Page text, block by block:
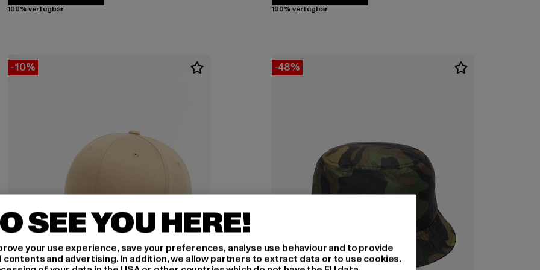
100% verfügbar 100% verfügbar
-10% -48%
SEE YOU HERE!
your use experience, save your preferences, analyse use behaviour and to provide
and advertising. In addition, we allow partners to extract data or to use cookies.